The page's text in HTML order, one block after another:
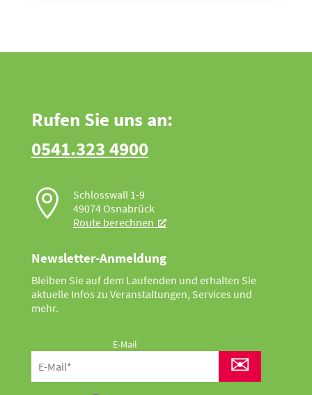
Rufen Sie uns an:
0541.323 4900

Schlosswall 1-9
49074 Osnabrück
Route berechnen
Newsletter-Anmeldung
Bleiben Sie auf dem Laufenden und erhalten Sie
aktuelle Infos zu Veranstaltungen, Services und
mehr.
E-Mail
✉